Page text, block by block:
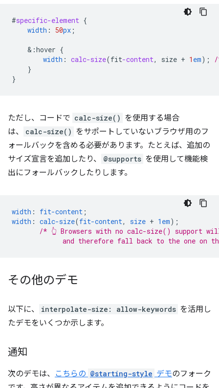
#specific-element {
width : 50px ;
& :hover {
width : calc-size(fit-content, size + 1 em);
}
}
ただし、コードで calc-size() を使用する場合
は、
calc-size() をサポートしていないブラウザ用のフ
ォールバックを含める必要があります。たとえば、追加の
サイズ宣言を追加したり、
@supports を使用して機能検
出にフォールバックしたりします。
width : fit-content ;
width : calc-size(fit-content, size + 1em);
/* 👆 Browsers with no calc-size() support
and therefore fall back to the one on
その他のデモ
以下に、 interpolate-size: allow-keywords を活用し
たデモをいくつか示します。
通知
次のデモは、 こちらの @starting-style デモのフォーク